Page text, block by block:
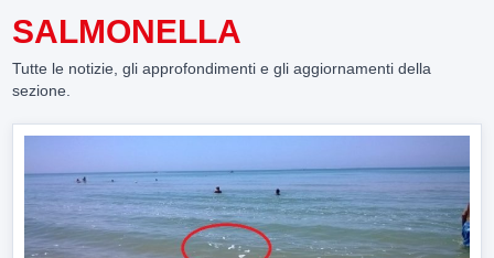
SALMONELLA
Tutte le notizie, gli approfondimenti e gli aggiornamenti della
sezione.